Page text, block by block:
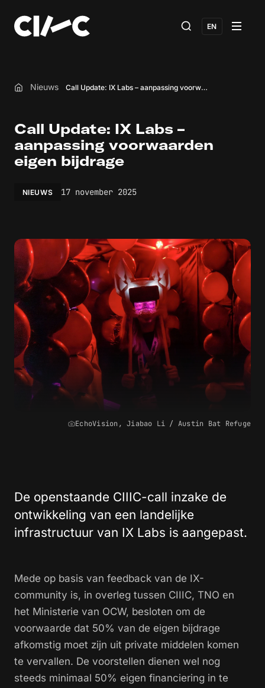
EN
Home
Nieuws Call Update: IX Labs – aanpassing voorwaarden eigen bijdrage
Call Update: IX Labs –
aanpassing voorwaarden
eigen bijdrage
NIEUWS 17 november 2025
EchoVision, Jiabao Li / Austin Bat Refuge
De openstaande CIIIC-call inzake de
ontwikkeling van een landelijke
infrastructuur van IX Labs is aangepast.
Mede op basis van feedback van de IX-
community is, in overleg tussen CIIIC, TNO en
het Ministerie van OCW, besloten om de
voorwaarde dat 50% van de eigen bijdrage
afkomstig moet zijn uit private middelen komen
te vervallen. De voorstellen dienen wel nog
steeds minimaal 50% eigen financiering in te